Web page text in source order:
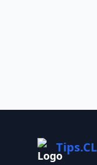
Tips.CL